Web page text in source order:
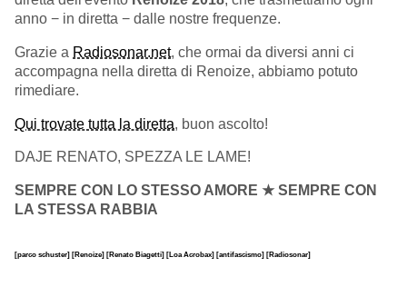
anno − in diretta − dalle nostre frequenze.
Grazie a Radiosonar.net, che ormai da diversi anni ci
accompagna nella diretta di Renoize, abbiamo potuto
rimediare.
Qui trovate tutta la diretta, buon ascolto!
DAJE RENATO, SPEZZA LE LAME!
SEMPRE CON LO STESSO AMORE ★ SEMPRE CON
LA STESSA RABBIA
[parco schuster] [Renoize] [Renato Biagetti] [Loa Acrobax] [antifascismo] [Radiosonar]